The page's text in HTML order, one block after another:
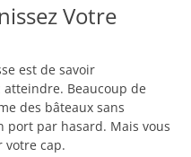
Votre
est de savoir
Beaucoup de
des bâteaux sans
port par hasard. Mais vous
votre cap.